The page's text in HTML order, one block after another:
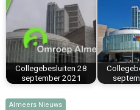
Collegebesluiten 28
september 2021
Almeers Nieuws